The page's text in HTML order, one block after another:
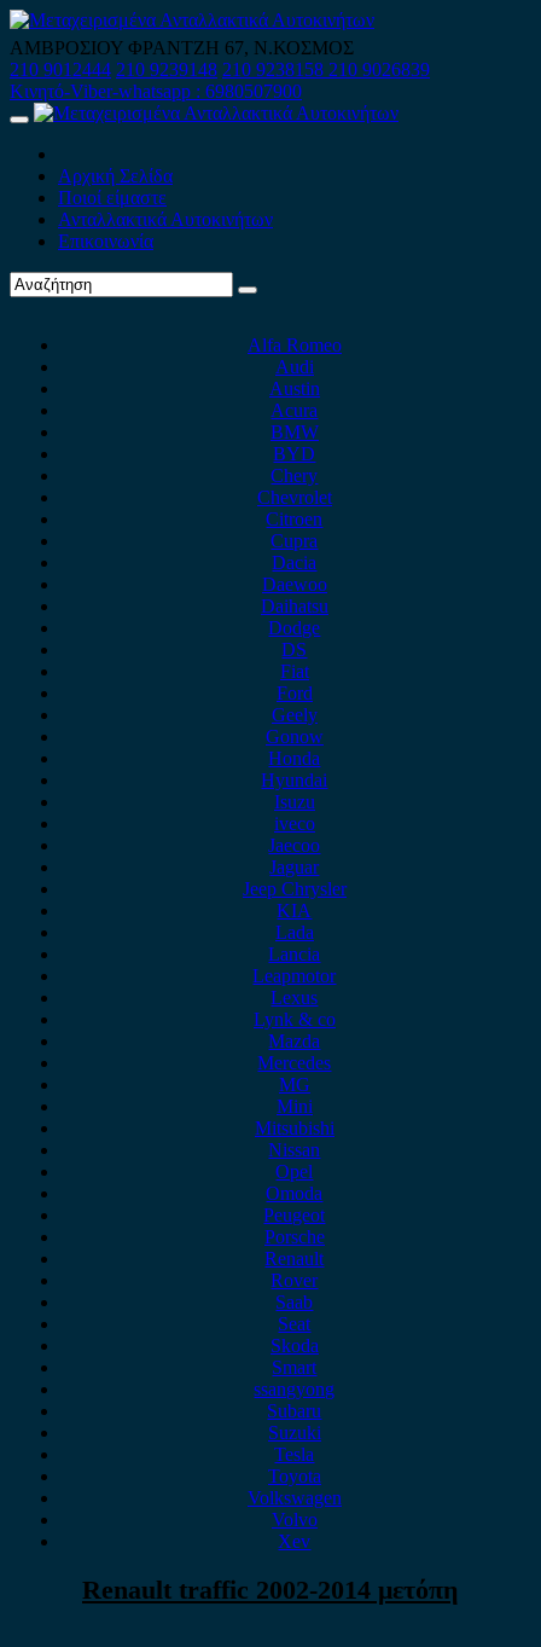
Skip
to
content
ΑΜΒΡΟΣΙΟΥ ΦΡΑΝΤΖΗ 67, Ν.ΚΟΣΜΟΣ
210 9012444 210 9239148 210 9238158 210 9026839
Κινητό-Viber-whatsapp : 6980507900
Primary
Αρχική Σελίδα
Ποιοί είμαστε
Ανταλλακτικά Αυτοκινήτων
Επικοινωνία
Alfa Romeo
Audi
Austin
Acura
BMW
BYD
Chery
Chevrolet
Citroen
Cupra
Dacia
Daewoo
Daihatsu
Dodge
DS
Fiat
Ford
Geely
Gonow
Honda
Hyundai
Isuzu
iveco
Jaecoo
Jaguar
Jeep Chrysler
KIA
Lada
Lancia
Leapmotor
Lexus
Lynk & co
Mazda
Mercedes
MG
Mini
Mitsubishi
Nissan
Opel
Omoda
Peugeot
Porsche
Renault
Rover
Saab
Seat
Skoda
Smart
ssangyong
Subaru
Suzuki
Tesla
Toyota
Volkswagen
Volvo
Xev
Renault traffic 2002-2014 μετόπη